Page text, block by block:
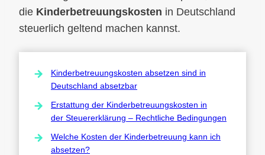
die Kinderbetreuungskosten in Deutschland
steuerlich geltend machen kannst.
Kinderbetreuungskosten absetzen sind in
Deutschland absetzbar
Erstattung der Kinderbetreuungskosten in
der Steuererklärung – Rechtliche Bedingungen
Welche Kosten der Kinderbetreuung kann ich
absetzen?